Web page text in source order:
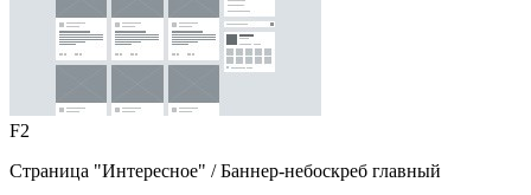
F2
Страница "Интересное" / Баннер-небоскреб главный